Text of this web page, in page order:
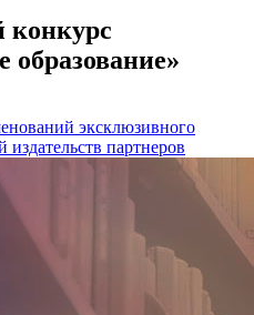
конкурс
образование»
эксклюзивного
партнеров